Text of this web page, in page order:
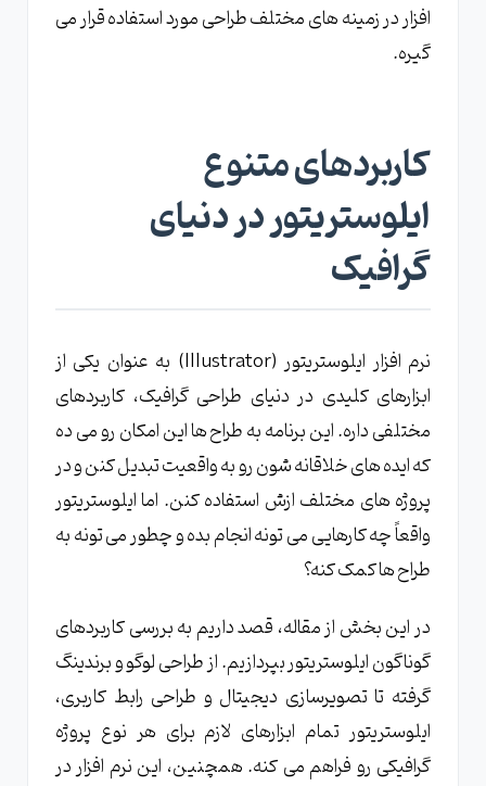
افزار در زمینه های مختلف طراحی مورد استفاده قرار می
گیره.
کاربردهای متنوع
ایلوستریتور در دنیای
گرافیک
نرم افزار ایلوستریتور (Illustrator) به عنوان یکی از
ابزارهای کلیدی در دنیای طراحی گرافیک، کاربردهای
مختلفی داره. این برنامه به طراح ها این امکان رو می ده
که ایده های خلاقانه شون رو به واقعیت تبدیل کنن و در
پروژه های مختلف ازش استفاده کنن. اما ایلوستریتور
واقعاً چه کارهایی می تونه انجام بده و چطور می تونه به
طراح ها کمک کنه؟
در این بخش از مقاله، قصد داریم به بررسی کاربردهای
گوناگون ایلوستریتور بپردازیم. از طراحی لوگو و برندینگ
گرفته تا تصویرسازی دیجیتال و طراحی رابط کاربری،
ایلوستریتور تمام ابزارهای لازم برای هر نوع پروژه
گرافیکی رو فراهم می کنه. همچنین، این نرم افزار در